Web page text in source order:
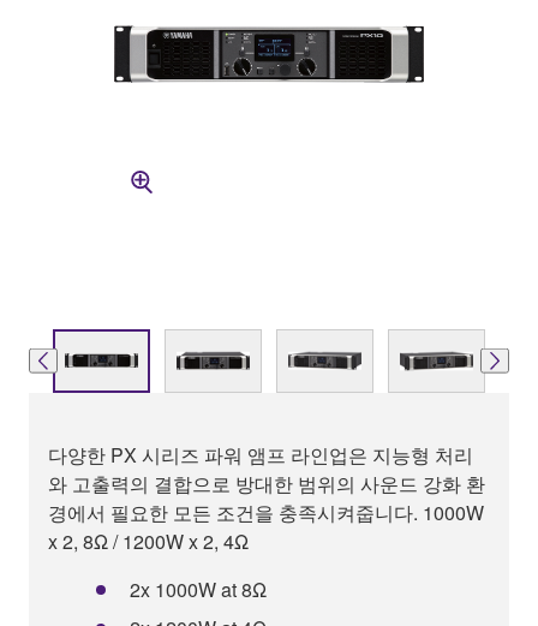
다양한 PX 시리즈 파워 앰프 라인업은 지능형 처리
와 고출력의 결합으로 방대한 범위의 사운드 강화 환
경에서 필요한 모든 조건을 충족시켜줍니다. 1000W
x 2, 8Ω / 1200W x 2, 4Ω
2x 1000W at 8Ω